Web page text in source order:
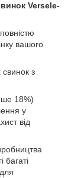
Versele-
вашого
з
18%)
у
від
багаті